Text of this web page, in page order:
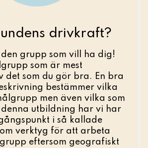
drivkraft?
den grupp som vill ha dig!
som är mest
det som du gör bra. En bra
bestämmer vilka
men även vilka som
utbildning har vi har
i så kallade
verktyg för att arbeta
eftersom geografiskt